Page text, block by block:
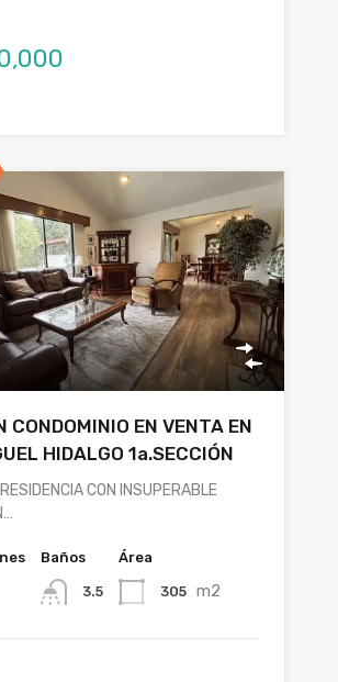
CONDOMINIO EN VENTA EN
HIDALGO 1a.SECCIÓN
CON INSUPERABLE
Baños
3.5
Área
305 m2